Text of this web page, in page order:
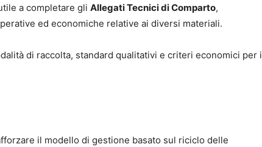
a completare gli Allegati Tecnici di Comparto,
ed economiche relative ai diversi materiali.
di raccolta, standard qualitativi e criteri economici per i
il modello di gestione basato sul riciclo delle